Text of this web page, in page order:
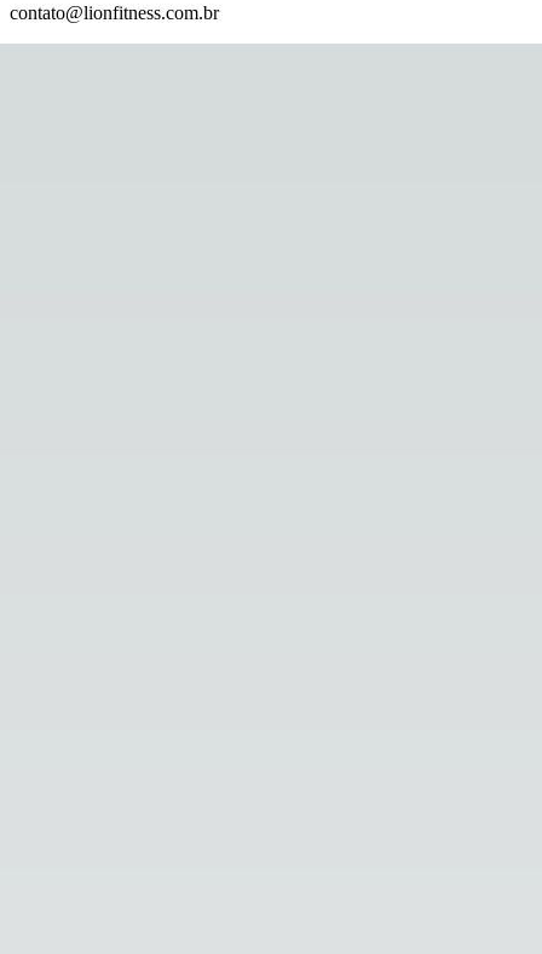
contato@lionfitness.com.br